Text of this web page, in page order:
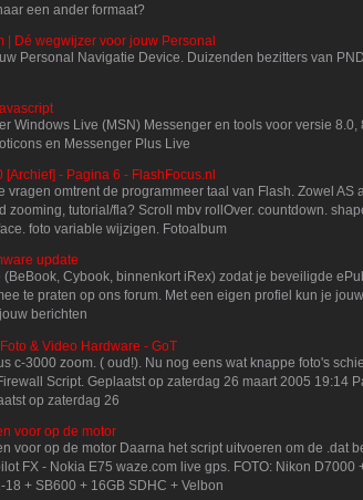
een ander formaat?
| Dé wegwijzer voor jouw Personal
Personal Navigatie Device. Duizenden bezitters van
Windows Live (MSN) Messenger en tools voor versie
en Messenger Plus Live
[Archief] - Pagina 6 - FlashFocus.nl
vragen omtrent de programmeer taal van Flash. Zowel
zooming, tutorial/fla? Scroll mbv rollOver. countdown.
foto variable wijzigen. Fotoalbum
update
(BeBook, Cybook, binnenkort iRex) zodat je beveiligde
te praten op ons forum. Met een eigen profiel kun je
berichten
& Video Hardware - GoT
c-3000 zoom. ( oud!). Nu nog eens wat knappe foto's
Script. Geplaatst op zaterdag 26 maart 2005 19:14
op zaterdag 26
voor op de motor
voor op de motor Daarna het script uitvoeren om de .dat
FX - Nokia E75 waze.com live gps. FOTO: Nikon
+ SB600 + 16GB SDHC + Velbon